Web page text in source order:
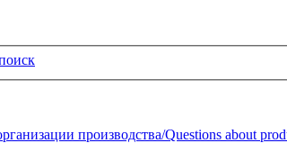
производства/Questions about